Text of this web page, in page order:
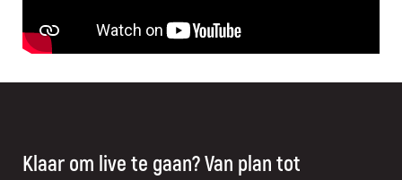
Klaar om live te gaan? Van plan tot